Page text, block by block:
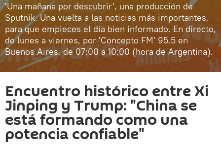
'Una mañana por descubrir', una producción de
Sputnik. Una vuelta a las noticias más importantes,
para que empieces el día bien informado. En directo,
de lunes a viernes, por 'Concepto FM' 95.5 en
Buenos Aires, de 07:00 a 10:00 (hora de Argentina).
Encuentro histórico entre Xi
Jinping y Trump: "China se
está formando como una
potencia confiable"